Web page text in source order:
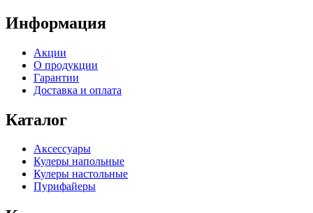
Информация
Акции
О продукции
Гарантии
Доставка и оплата
Каталог
Аксессуары
Кулеры напольные
Кулеры настольные
Пурифайеры